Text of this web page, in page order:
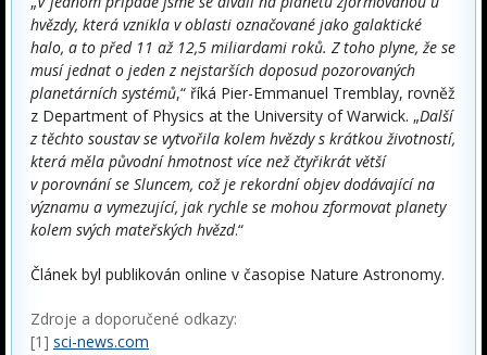
hvězdy, která vznikla v oblasti označované jako galaktické
halo, a to před 11 až 12,5 miliardami roků. Z toho plyne, že se
musí jednat o jeden z nejstarších doposud pozorovaných
planetárních systémů,“ říká Pier-Emmanuel Tremblay, rovněž
z Department of Physics at the University of Warwick. „Další
z těchto soustav se vytvořila kolem hvězdy s krátkou životností,
která měla původní hmotnost více než čtyřikrát větší
v porovnání se Sluncem, což je rekordní objev dodávající na
významu a vymezující, jak rychle se mohou zformovat planety
kolem svých mateřských hvězd.“
Článek byl publikován online v časopise Nature Astronomy.
Zdroje a doporučené odkazy:
[1] sci-news.com